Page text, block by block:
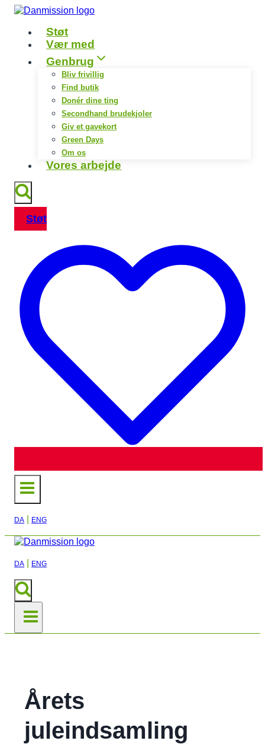
Fortsæt
indhold
Støt
Vær med
Genbrug
Bliv frivillig
Find butik
Donér dine ting
Secondhand brudekjoler
Giv et gavekort
Green Days
Om os
Vores arbejde
Støt
DA ENG
DA ENG
Årets
juleindsamling